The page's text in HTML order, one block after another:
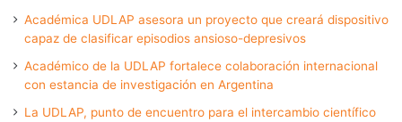
Académica UDLAP asesora un proyecto que creará dispositivo
capaz de clasificar episodios ansioso-depresivos
Académico de la UDLAP fortalece colaboración internacional
con estancia de investigación en Argentina
La UDLAP, punto de encuentro para el intercambio científico